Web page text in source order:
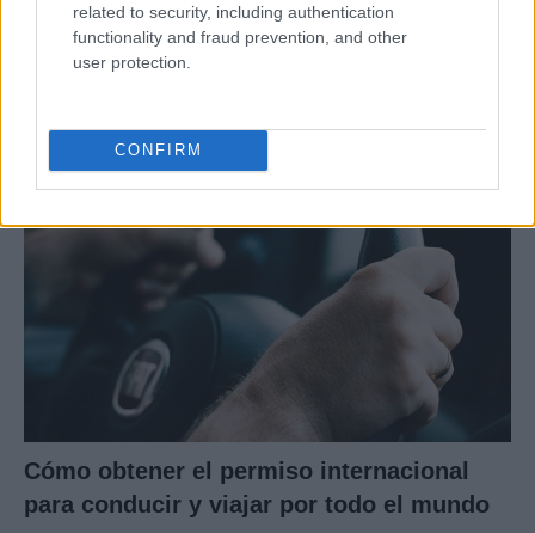
related to security, including authentication
functionality and fraud prevention, and other
user protection.
CONFIRM
Las 100 mujeres que están transformando
la industria automotriz en 2025
Cómo obtener el permiso internacional
para conducir y viajar por todo el mundo